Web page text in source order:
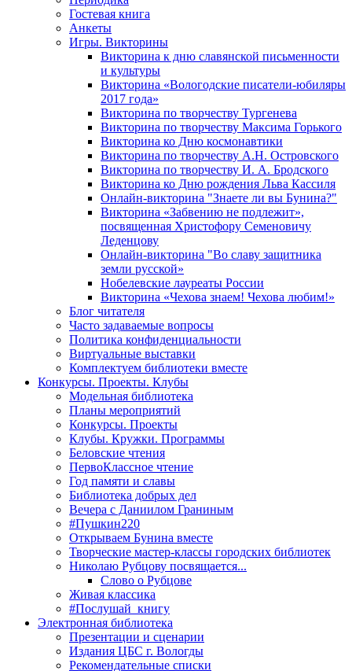
Гостевая книга
Анкеты
Игры. Викторины
Викторина к дню славянской письменности
и культуры
Викторина «Вологодские писатели-юбиляры
2017 года»
Викторина по творчеству Тургенева
Викторина по творчеству Максима Горького
Викторина ко Дню космонавтики
Викторина по творчеству А.Н. Островского
Викторина по творчеству И. А. Бродского
Викторина ко Дню рождения Льва Кассиля
Онлайн-викторина "Знаете ли вы Бунина?"
Викторина «Забвению не подлежит»,
посвященная Христофору Семеновичу
Леденцову
Онлайн-викторина "Во славу защитника
земли русской»
Нобелевские лауреаты России
Викторина «Чехова знаем! Чехова любим!»
Блог читателя
Часто задаваемые вопросы
Политика конфиденциальности
Виртуальные выставки
Комплектуем библиотеки вместе
Конкурсы. Проекты. Клубы
Модельная библиотека
Планы мероприятий
Конкурсы. Проекты
Клубы. Кружки. Программы
Беловские чтения
ПервоКлассное чтение
Год памяти и славы
Библиотека добрых дел
Вечера с Даниилом Граниным
#Пушкин220
Открываем Бунина вместе
Творческие мастер-классы городских библиотек
Николаю Рубцову посвящается...
Слово о Рубцове
Живая классика
#Послушай_книгу
Электронная библиотека
Презентации и сценарии
Издания ЦБС г. Вологды
Рекомендательные списки